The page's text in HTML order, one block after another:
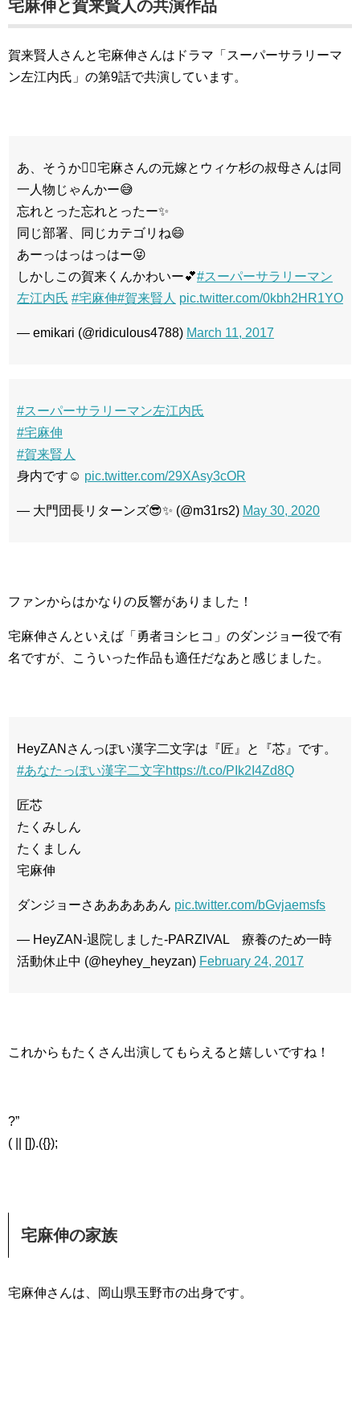
宅麻伸と賀来賢人の共演作品
賀来賢人さんと宅麻伸さんはドラマ「スーパーサラリーマ
ン左江内氏」の第9話で共演しています。
あ、そうか☝🏻宅麻さんの元嫁とウィケ杉の叔母さんは同
一人物じゃんかー😅
忘れとった忘れとったー✨
同じ部署、同じカテゴリね😄
あーっはっはっはー😝
しかしこの賀来くんかわいー💕#スーパーサラリーマン
左江内氏 #宅麻伸#賀来賢人 pic.twitter.com/0kbh2HR1YO
— emikari (@ridiculous4788) March 11, 2017
#スーパーサラリーマン左江内氏
#宅麻伸
#賀来賢人
身内です☺️ pic.twitter.com/29XAsy3cOR
— 大門団長リターンズ😎✨ (@m31rs2) May 30, 2020
ファンからはかなりの反響がありました！
宅麻伸さんといえば「勇者ヨシヒコ」のダンジョー役で有
名ですが、こういった作品も適任だなあと感じました。
HeyZANさんっぽい漢字二文字は『匠』と『芯』です。
#あなたっぽい漢字二文字https://t.co/PIk2I4Zd8Q
匠芯
たくみしん
たくましん
宅麻伸
ダンジョーさあああああん pic.twitter.com/bGvjaemsfs
— HeyZAN-退院しました‐PARZIVAL 療養のため一時
活動休止中 (@heyhey_heyzan) February 24, 2017
これからもたくさん出演してもらえると嬉しいですね！
?”
( || []).({});
宅麻伸の家族
宅麻伸さんは、岡山県玉野市の出身です。